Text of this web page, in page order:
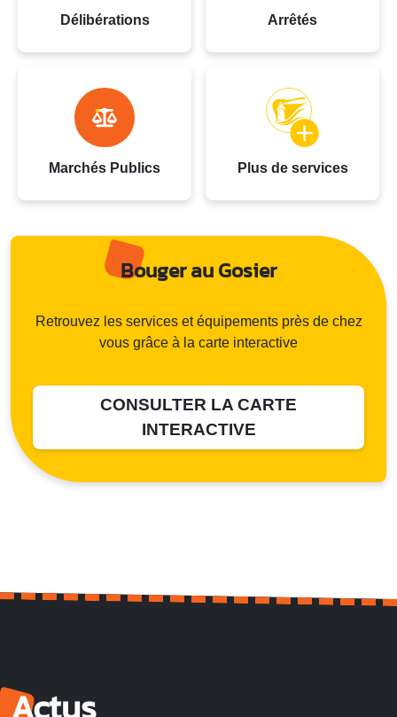
Délibérations Arrêtés
Marchés Publics Plus de services
Bouger au Gosier
Retrouvez les services et équipements près de chez
vous grâce à la carte interactive
CONSULTER LA CARTE
INTERACTIVE